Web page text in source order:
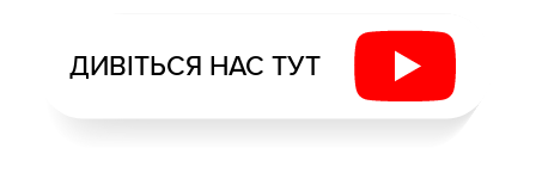
ДИВІТЬСЯ НАС ТУТ